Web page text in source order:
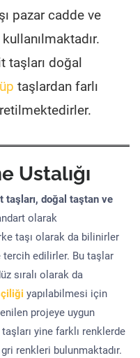
pazar cadde ve
taşları doğal
taşlardan farlı
Ustalığı
taşları, doğal taştan ve
olarak
taşı olarak da bilinirler
tercih edilirler. Bu taşlar
sıralı olarak da
yapılabilmesi için
projeye uygun
yine farklı renklerde
renkleri bulunmaktadır.